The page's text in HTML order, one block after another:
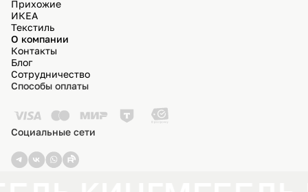
Прихожие
ИКЕА
Текстиль
О компании
Контакты
Блог
Сотрудничество
Способы оплаты
Социальные сети